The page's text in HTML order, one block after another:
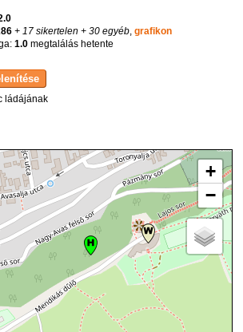
+ 17 sikertelen + 30 egyéb,grafikon
1.0 megtalálás hetente
ládájának
+
−